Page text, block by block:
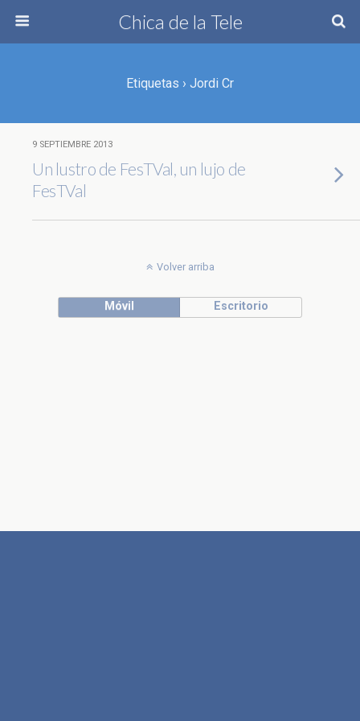
Chica de la Tele
Etiquetas › Jordi Cr
9 SEPTIEMBRE 2013
Un lustro de FesTVal, un lujo de
FesTVal
Volver arriba
Móvil Escritorio